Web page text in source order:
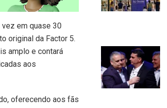
vez em quase 30
original da Factor 5.
amplo e contará
aos
oferecendo aos fãs